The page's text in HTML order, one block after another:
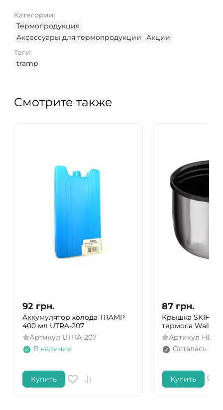
Категории:
Термопродукция
Аксессуары для термопродукции
Акции
Теги:
tramp
Смотрите также
92 грн.
Аккумулятор холода TRAMP
400 мл UTRA-207
Артикул UTRA-207
В наличии
Купить
87 грн.
Крышка SKIF
термоса Walker,
Артикул
Осталась 1
Купить